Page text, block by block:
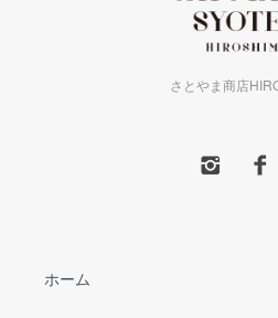
さとやま商店
ホーム